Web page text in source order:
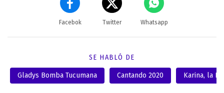
Facebok Twitter Whatsapp
SE HABLÓ DE
Gladys Bomba Tucumana Cantando 2020 Karina, la